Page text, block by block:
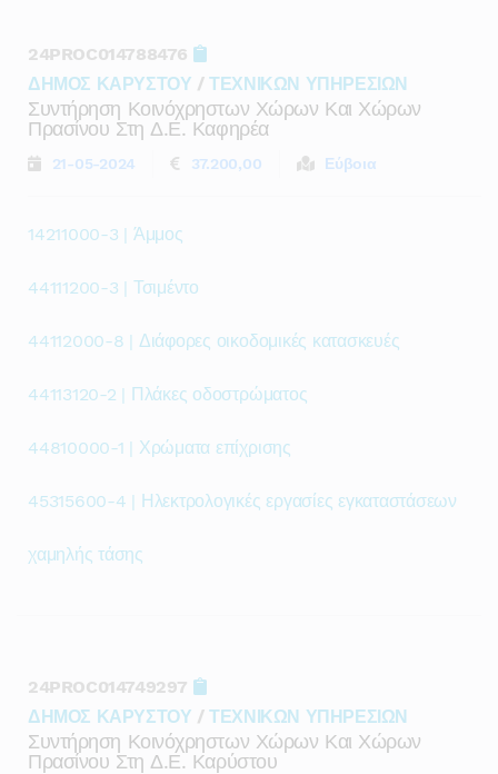
24PROC014788476
ΔΗΜΟΣ ΚΑΡΥΣΤΟΥ /ΤΕΧΝΙΚΩΝ ΥΠΗΡΕΣΙΩΝ
Συντήρηση Κοινόχρηστων Χώρων Και Χώρων
Πρασίνου Στη Δ.ε. Καφηρέα
21-05-2024 37.200,00 Εύβοια
14211000-3 | Άμμος
44111200-3 | Τσιμέντο
44112000-8 | Διάφορες οικοδομικές κατασκευές
44113120-2 | Πλάκες οδοστρώματος
44810000-1 | Χρώματα επίχρισης
45315600-4 | Ηλεκτρολογικές εργασίες εγκαταστάσεων
χαμηλής τάσης
24PROC014749297
ΔΗΜΟΣ ΚΑΡΥΣΤΟΥ /ΤΕΧΝΙΚΩΝ ΥΠΗΡΕΣΙΩΝ
Συντήρηση Κοινόχρηστων Χώρων Και Χώρων
Πρασίνου Στη Δ.ε. Καρύστου